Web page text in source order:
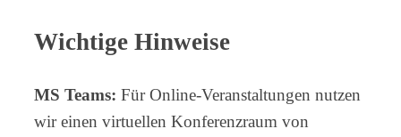
Wichtige Hinweise
MS Teams: Für Online-Veranstaltungen nutzen
wir einen virtuellen Konferenzraum von